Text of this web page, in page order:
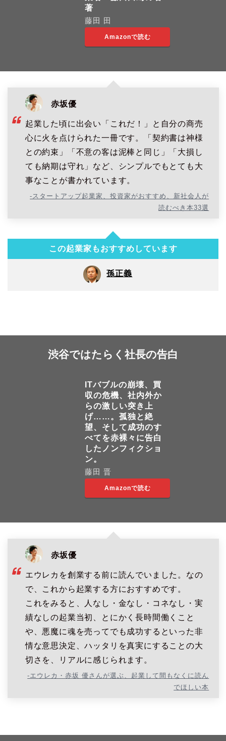
著
藤田 田
Amazonで読む
赤坂優
起業した頃に出会い「これだ！」と自分の商売
心に火を点けられた一冊です。「契約書は神様
との約束」「不意の客は泥棒と同じ」「大損し
ても納期は守れ」など、シンプルでもとても大
事なことが書かれています。
-スタートアップ起業家、投資家がおすすめ、新社会人が
読むべき本33選
この起業家もおすすめしています
孫正義
渋谷ではたらく社長の告白
ITバブルの崩壊、買
収の危機、社内外か
らの激しい突き上
げ……。孤独と絶
望、そして成功のす
べてを赤裸々に告白
したノンフィクショ
ン。
藤田 晋
Amazonで読む
赤坂優
エウレカを創業する前に読んでいました。なの
で、これから起業する方におすすめです。
これをみると、人なし・金なし・コネなし・実
績なしの起業当初、とにかく長時間働くこと
や、悪魔に魂を売ってでも成功するといった非
情な意思決定、ハッタリを真実にすることの大
切さを、リアルに感じられます。
-エウレカ・赤坂 優さんが選ぶ、起業して間もなくに読ん
でほしい本